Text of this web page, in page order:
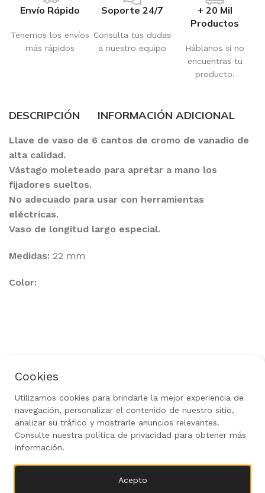
Envío Rápido
Tenemos los envíos
más rápidos
Soporte 24/7
Consulta tus dudas
a nuestro equipo
+ 20 Mil
Productos
Háblanos si no
encuentras tu
producto.
DESCRIPCIÓN INFORMACIÓN ADICIONAL
Llave de vaso de 6 cantos de cromo de vanadio de
alta calidad.
Vástago moleteado para apretar a mano los
fijadores sueltos.
No adecuado para usar con herramientas
eléctricas.
Vaso de longitud largo especial.
Medidas: 22 mm
Color:
Política de Privacidad
Política de Devoluciones
Rediseñado porgow.tech|Todos los derechos
reservados 2024
Cookies
Utilizamos cookies para brindarle la mejor experiencia de
navegación, personalizar el contenido de nuestro sitio,
analizar su tráfico y mostrarle anuncios relevantes.
Consulte nuestra política de privacidad para obtener más
información.
Acepto